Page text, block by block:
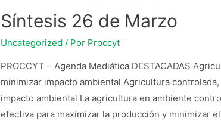
Síntesis 26 de Marzo
Uncategorized / Por Proccyt
PROCCYT – Agenda Mediática DESTACADAS
minimizar impacto ambiental Agricultura
impacto ambiental La agricultura en ambiente
efectiva para maximizar la producción y minimizar